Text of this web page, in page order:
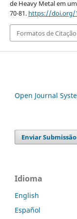
de Heavy Metal em
70-81. https://doi.org/
Formatos de Citação
Open Journal
Enviar Submissão
Idioma
English
Español